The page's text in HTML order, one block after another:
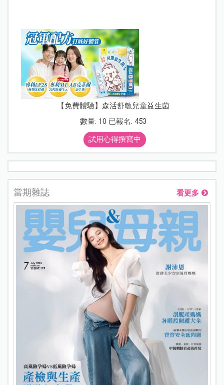
【免費體驗】森活舒敏兒童益生菌
數量: 10 已報名: 453
試用心得撰寫中
當期雜誌 看更多